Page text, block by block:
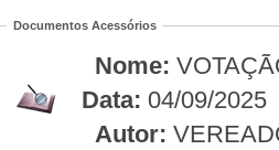
Documentos Acessórios
Nome:
Data: 04/09/2025
Autor: